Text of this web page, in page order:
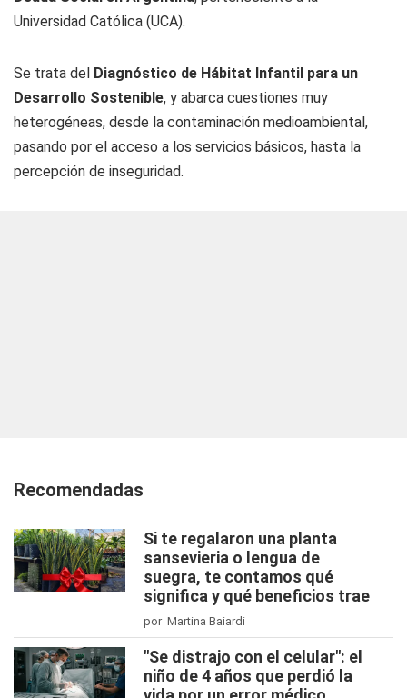
Universidad Católica (UCA).
Se trata del Diagnóstico de Hábitat Infantil para un
Desarrollo Sostenible, y abarca cuestiones muy
heterogéneas, desde la contaminación medioambiental,
pasando por el acceso a los servicios básicos, hasta la
percepción de inseguridad.
Recomendadas
Si te regalaron una planta
sansevieria o lengua de
suegra, te contamos qué
significa y qué beneficios trae
por Martina Baiardi
"Se distrajo con el celular": el
niño de 4 años que perdió la